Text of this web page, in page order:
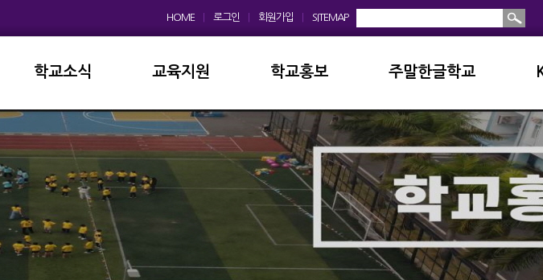
HOME 로그인 회원가입 SITEMAP
학교소식
공지사항
학사일정
교육과정
가정통신문
방과후학교
교육지원
이사회
학교운영위원회
학부모회
학교발전기금
학교홍보
학교앨범
홍보동영상
보도자료
디지털선도학교
주말한글학교
소개및현황
공지사항
입학안내
학교앨범
서식자료실